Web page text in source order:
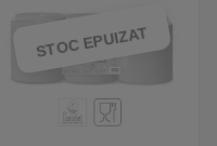
STOC EPUIZAT